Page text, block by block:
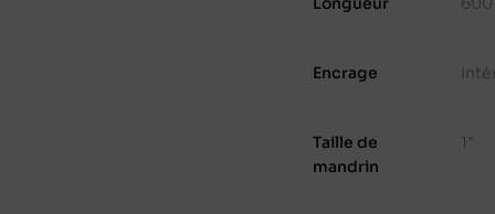
Encrage
Taille de
mandrin
1"